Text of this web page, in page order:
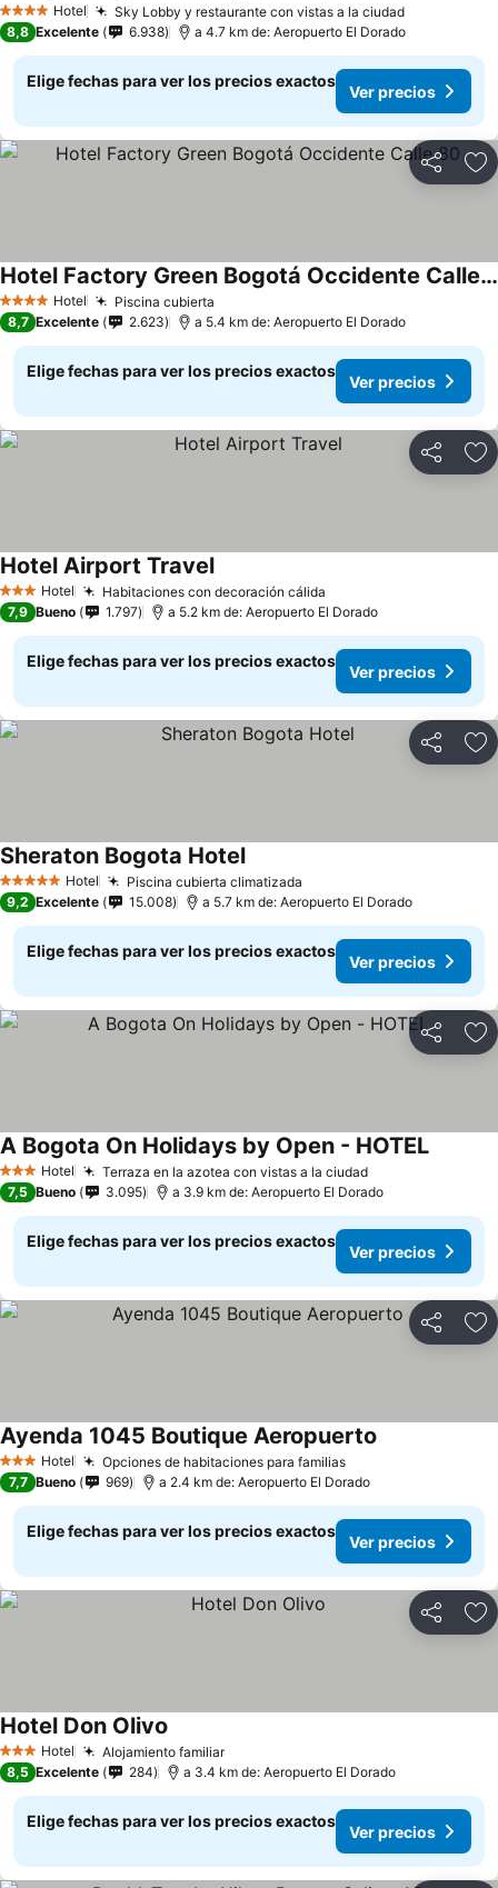
4 EstrellasHotel Sky Lobby y restaurante con vistas a la ciudad
8,8 Excelente 6.938 a 4.7 km de: Aeropuerto El Dorado
Elige fechas para ver los precios exactos
Ver precios
Compartir
4 EstrellasHotel Piscina cubierta
Hotel Factory Green Bogotá Occidente Calle 80
8,7 Excelente 2.623 a 5.4 km de: Aeropuerto El Dorado
Elige fechas para ver los precios exactos
Ver precios
Compartir
3 Estrellas
Hotel Habitaciones con decoración cálida
Hotel Airport Travel
7,9 Bueno 1.797 a 5.2 km de: Aeropuerto El Dorado
Elige fechas para ver los precios exactos
Ver precios
Compartir
5 Estrellas Hotel Piscina cubierta climatizada
Sheraton Bogota Hotel
9,2 Excelente 15.008 a 5.7 km de: Aeropuerto El Dorado
Elige fechas para ver los precios exactos
Ver precios
Compartir
3 Estrellas
Hotel Terraza en la azotea con vistas a la ciudad
A Bogota On Holidays by Open - HOTEL
7,5 Bueno 3.095 a 3.9 km de: Aeropuerto El Dorado
Elige fechas para ver los precios exactos
Ver precios
Compartir
3 Estrellas
Hotel Opciones de habitaciones para familias
Ayenda 1045 Boutique Aeropuerto
7,7 Bueno 969 a 2.4 km de: Aeropuerto El Dorado
Elige fechas para ver los precios exactos
Ver precios
Compartir
3 Estrellas
Hotel Alojamiento familiar
Hotel Don Olivo
8,5 Excelente 284 a 3.4 km de: Aeropuerto El Dorado
Elige fechas para ver los precios exactos
Ver precios